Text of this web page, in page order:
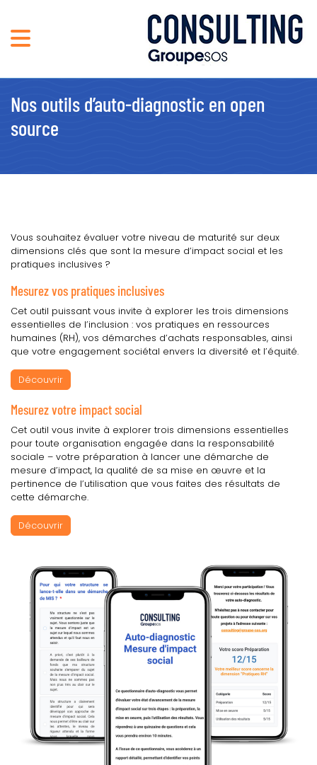
Nos outils d’auto-diagnostic en open
source
Vous souhaitez évaluer votre niveau de maturité sur deux
dimensions clés que sont la mesure d’impact social et les
pratiques inclusives ?
Mesurez vos pratiques inclusives
Cet outil puissant vous invite à explorer les trois dimensions
essentielles de l’inclusion : vos pratiques en ressources
humaines (RH), vos démarches d’achats responsables, ainsi
que votre engagement sociétal envers la diversité et l’équité.
Découvrir
Mesurez votre impact social
Cet outil vous invite à explorer trois dimensions essentielles
pour toute organisation engagée dans la responsabilité
sociale – votre préparation à lancer une démarche de
mesure d’impact, la qualité de sa mise en œuvre et la
pertinence de l’utilisation que vous faites des résultats de
cette démarche.
Découvrir